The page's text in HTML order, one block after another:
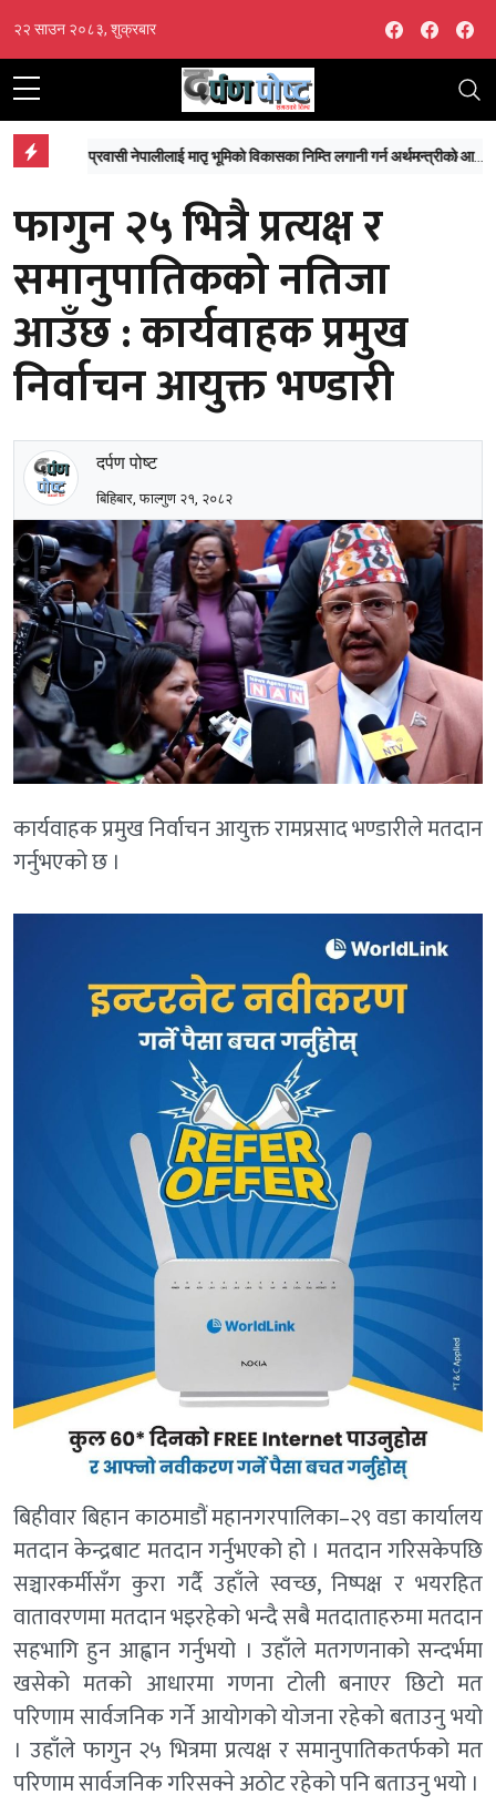
२२ साउन २०८३, शुक्रबार Facebook
प्रवासी नेपालीलाई मातृ भूमिको विकासका निम्ति लगानी गर्न अर्थमन्त्रीको आग्रह
फागुन २५ भित्रै प्रत्यक्ष र
समानुपातिकको नतिजा
आउँछ : कार्यवाहक प्रमुख
निर्वाचन आयुक्त भण्डारी
दर्पण पोष्ट
बिहिबार, फाल्गुण २१, २०८२
कार्यवाहक प्रमुख निर्वाचन आयुक्त रामप्रसाद भण्डारीले मतदान
गर्नुभएको छ ।
बिहीवार बिहान काठमाडौं महानगरपालिका–२९ वडा कार्यालय
मतदान केन्द्रबाट मतदान गर्नुभएको हो । मतदान गरिसकेपछि
सञ्चारकर्मीसँग कुरा गर्दै उहाँले स्वच्छ, निष्पक्ष र भयरहित
वातावरणमा मतदान भइरहेको भन्दै सबै मतदाताहरुमा मतदान
सहभागि हुन आह्वान गर्नुभयो । उहाँले मतगणनाको सन्दर्भमा
खसेको मतको आधारमा गणना टोली बनाएर छिटो मत
परिणाम सार्वजनिक गर्ने आयोगको योजना रहेको बताउनु भयो
। उहाँले फागुन २५ भित्रमा प्रत्यक्ष र समानुपातिकतर्फको मत
परिणाम सार्वजनिक गरिसक्ने अठोट रहेको पनि बताउनु भयो ।